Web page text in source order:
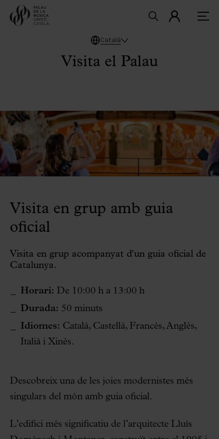
Català
Visita el Palau
Visita en grup amb guia
oficial
Visita en grup acompanyat d'un guia oficial de
Catalunya.
Horari: De 10:00 h a 13:00 h
Durada: 50 minuts
Idiomes: Català, Castellà, Francès, Anglès,
Italià i Xinès.
Descobreix una de les joies modernistes més
singulars del món amb guia oficial.
L’edifici més significatiu de l’arquitecte Lluís